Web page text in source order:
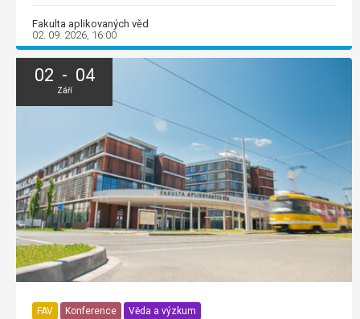
Fakulta aplikovaných věd
02. 09. 2026, 16:00
02 - 04
Září
FAV Konference Věda a výzkum